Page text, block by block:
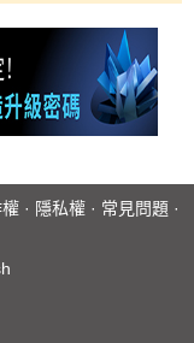
· 隱私權 · 常見問題 ·